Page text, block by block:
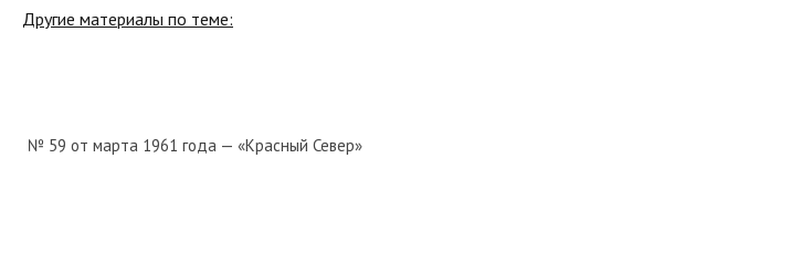
Другие материалы по теме:
№ 59 от марта 1961 года — «Красный Север»